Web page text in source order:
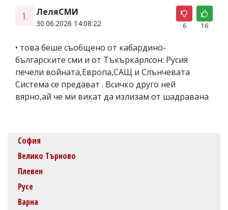
1. ЛеляСМИ
30.06.2026 14:08:22 6 16
• това беше съобщено от кабардино-
българските сми и от Тъкъркарлсон: Русия
печели войната,Европа,САЩ и Слънчевата
Система се предават . Всичко друго ней
вярно,ай че ми викат да излизам от шадравана
София
Велико Търново
Плевен
Русе
Варна